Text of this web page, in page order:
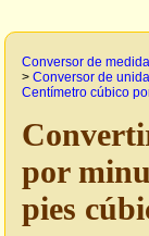
Conversor de
> Conversor de
Centímetro cúbico
por
pies